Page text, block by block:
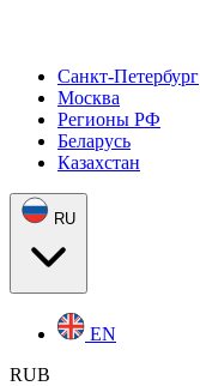
Санкт-Петербург
Москва
Регионы РФ
Беларусь
Казахстан
RU
EN
RUB